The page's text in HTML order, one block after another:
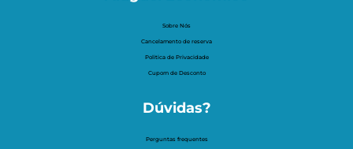
Sobre Nós
Cancelamento de reserva
Politica de Privacidade
Cupom de Desconto
Dúvidas?
Perguntas frequentes